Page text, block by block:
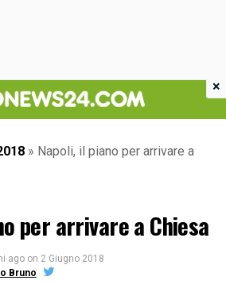
» Napoli, il piano per arrivare a
per arrivare a Chiesa
ago on 2 Giugno 2018
Bruno
×